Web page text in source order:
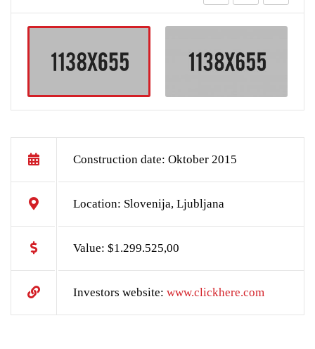
Construction date: Oktober 2015
Location: Slovenija, Ljubljana
Value: $1.299.525,00
Investors website: www.clickhere.com